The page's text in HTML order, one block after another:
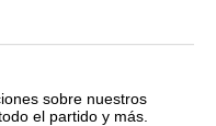
sobre nuestros
el partido y más.